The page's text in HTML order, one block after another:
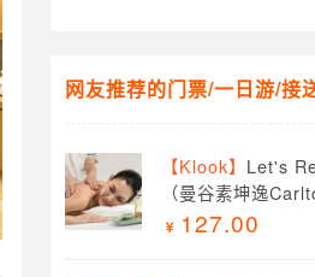
网友推荐的门票/一日游/接
【Klook】 Let's
（曼谷素坤逸
127.00